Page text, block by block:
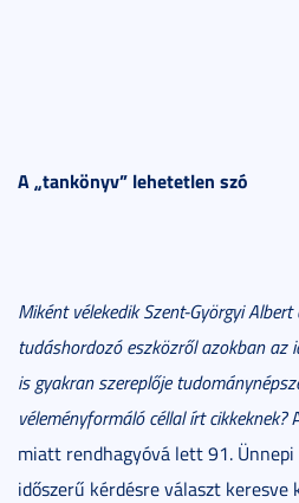
A „tankönyv” lehetetlen szó
Miként vélekedik Szent-Györgyi
tudáshordozó eszközről azokban az
is gyakran szereplője
véleményformáló céllal írt cikkeknek?
miatt rendhagyóvá lett 91.
időszerű kérdésre választ keresve